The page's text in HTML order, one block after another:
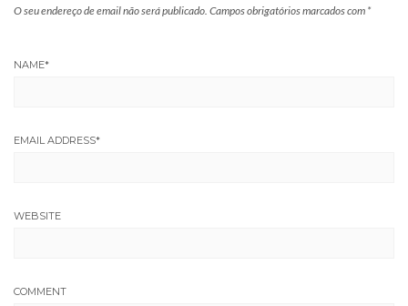
O seu endereço de email não será publicado. Campos obrigatórios marcados com *
NAME*
EMAIL ADDRESS*
WEBSITE
COMMENT